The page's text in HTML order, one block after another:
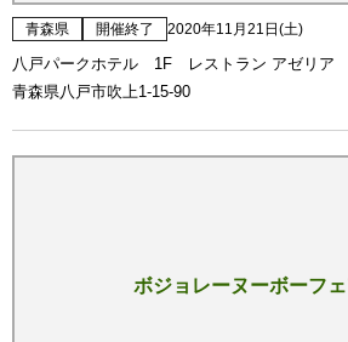
青森県 開催終了 2020年11月21日(土)
八戸パークホテル 1F レストラン アゼリア
青森県八戸市吹上1-15-90
ボジョレーヌーボーフ